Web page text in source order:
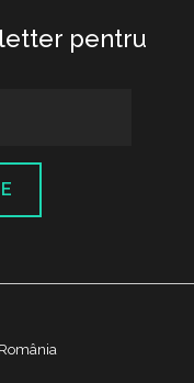
pentru